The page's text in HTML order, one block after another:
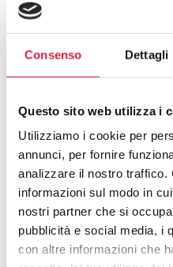
Consenso Dettagli
Questo sito web utilizza i
Utilizziamo i cookie per
annunci, per fornire
analizzare il nostro traffico.
informazioni sul modo in
nostri partner che si
pubblicità e social media, i
con altre informazioni che
Quali Sono I
Popolazione?